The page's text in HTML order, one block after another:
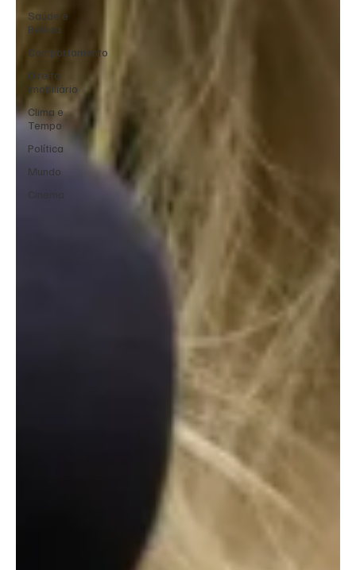
Saúde e
Beleza
Comportamento
Direito
Imobiliário
Clima e
Tempo
Política
Mundo
Cinema